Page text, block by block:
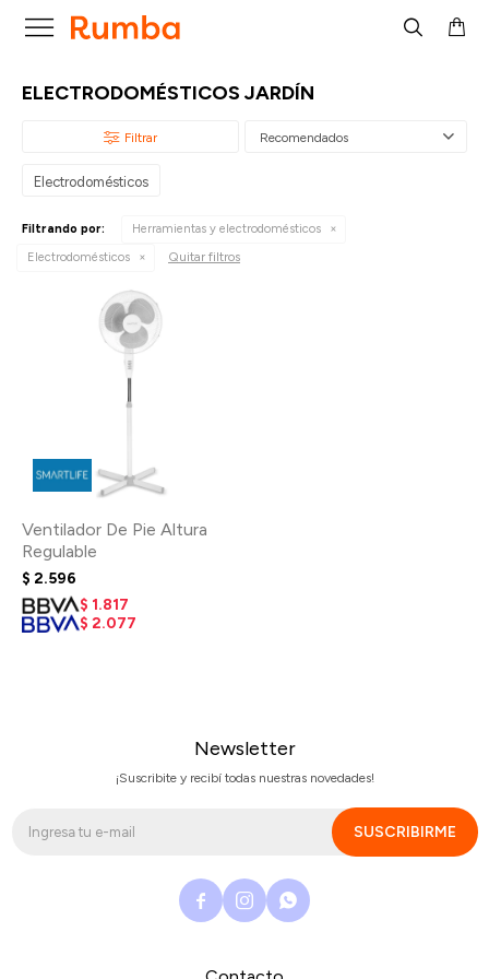

ELECTRODOMÉSTICOS JARDÍN
Recomendados
Electrodomésticos
Filtrando por:
Herramientas y electrodomésticos
Electrodomésticos
Quitar filtros
Ventilador De Pie Altura
Regulable
$ 2.596
$ 1.817
$ 2.077
Newsletter
¡Suscribite y recibí todas nuestras novedades!
SUSCRIBIRME
  